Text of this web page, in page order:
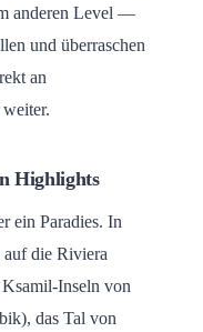
anderen Level —
und überraschen
an
Highlights
ein Paradies. In
die Riviera
Inseln von
das Tal von